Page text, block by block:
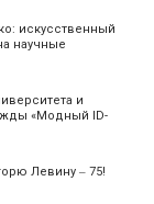
искусственный
научные
и
«Модный ID-
Левину ‒ 75!